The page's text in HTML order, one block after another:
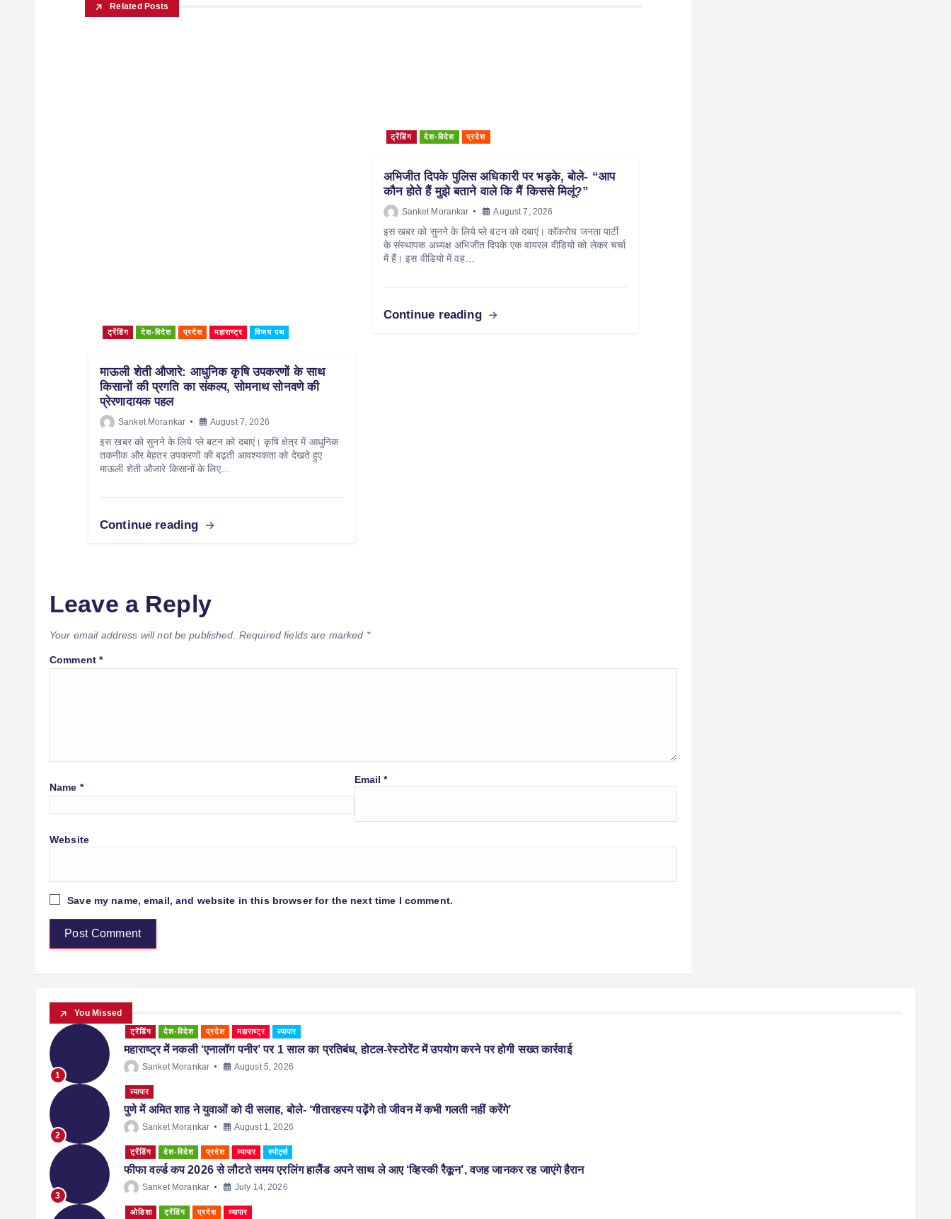
Related Posts
ट्रेंडिंग देश-विदेश प्रदेश महाराष्ट्र विजय पथ
माऊली शेती औजारे: आधुनिक कृषि उपकरणों के साथ
किसानों की प्रगति का संकल्प, सोमनाथ सोनवणे की
प्रेरणादायक पहल
Sanket Morankar August 7, 2026
इस खबर को सुनने के लिये प्ले बटन को दबाएं। कृषि क्षेत्र में आधुनिक
तकनीक और बेहतर उपकरणों की बढ़ती आवश्यकता को देखते हुए
माऊली शेती औजारे किसानों के लिए…
Continue reading
ट्रेंडिंग देश-विदेश प्रदेश
अभिजीत दिपके पुलिस अधिकारी पर भड़के, बोले- “आप
कौन होते हैं मुझे बताने वाले कि मैं किससे मिलूं?”
Sanket Morankar August 7, 2026
इस खबर को सुनने के लिये प्ले बटन को दबाएं। कॉकरोच जनता पार्टी
के संस्थापक अध्यक्ष अभिजीत दिपके एक वायरल वीडियो को लेकर चर्चा
में हैं। इस वीडियो में वह…
Continue reading
Leave a Reply
Your email address will not be published. Required fields are marked *
Comment*
Name *
Email*
Website
Save my name, email, and website in this browser for the next time I comment.
You Missed
1
ट्रेंडिंग देश-विदेश प्रदेश महाराष्ट्र व्यापार
महाराष्ट्र में नकली ‘एनालॉग पनीर’ पर 1 साल का प्रतिबंध, होटल-रेस्टोरेंट में उपयोग करने पर होगी सख्त कार्रवाई
Sanket Morankar August 5, 2026
2
व्यापार
पुणे में अमित शाह ने युवाओं को दी सलाह, बोले- ‘गीतारहस्य पढ़ेंगे तो जीवन में कभी गलती नहीं करेंगे’
Sanket Morankar August 1, 2026
3
ट्रेंडिंग देश-विदेश प्रदेश व्यापार स्पोर्ट्स
फीफा वर्ल्ड कप 2026 से लौटते समय एरलिंग हालैंड अपने साथ ले आए ‘व्हिस्की रैकून’, वजह जानकर रह जाएंगे हैरान
Sanket Morankar July 14, 2026
ओडिशा ट्रेंडिंग प्रदेश व्यापार